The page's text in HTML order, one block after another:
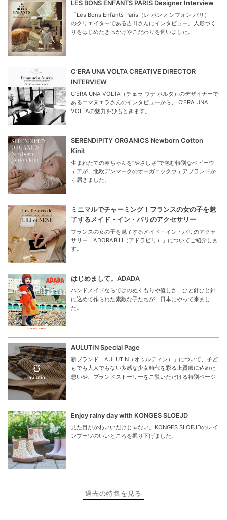
LES BONS ENFANTS PARIS Designer Interview
「Les Bons Enfants Paris（レ ボン オンフォン パリ）」
のクリエイターである吉田さんにインタビュー。人形づく
りをはじめたきっかけやこだわりを伺いました。
C’ERA UNA VOLTA CREATIVE DIRECTOR
INTERVIEW
C’ERA UNA VOLTA（チェラ ウナ ボルタ）のデザイナーで
あるエマヌエラさんのインタビューから、 C’ERA UNA
VOLTAの魅力をひもときます。
SERENDIPITY ORGANICS Newborn Cotton
Kinit
生まれたての赤ちゃんを“やさしさ”で包む特別なベビーウ
ェアが、北欧デンマークのオーガニックウェアブランドか
ら届きました。
ミニマルでチャーミング！フランスの女の子を魅
了するメイド・イン・パリのアクセサリー
フランスの女の子を魅了するメイド・イン・パリのアクセ
サリー「ADORABILI（アドラビリ）」についてご紹介しま
す。
はじめまして。ADADA
ハンドメイドならではのぬくもりや優しさ、ひと針ひと針
に込めて作られた素敵な子たちが、日本にやって来まし
た。
AULUTIN Special Page
新ブランド「AULUTIN（オゥルティン）」について、子ど
もでも大人でもない多感な少女時代を彩る上質服に込めた
想いや、ブランドストーリーをご覧いただける特別ページ
Enjoy rainy day with KONGES SLOEJD
見た目がかわいいだけじゃない。KONGES SLOEJDのレイ
ンブーツのいいところを掘り下げました。
過去の特集を見る